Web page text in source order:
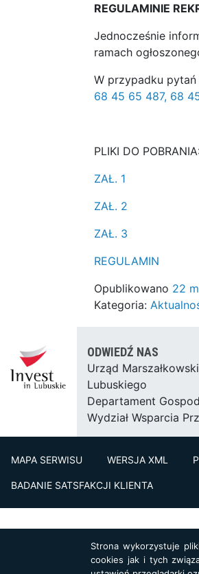
REGULAMINIE
Jednocześnie
ramach
W przypadku
68 45 65 487, 68
PLIKI DO
ZAŁ. 1
ZAŁ. 2
ZAŁ. 3
REGULAMIN
Opublikowano 22
Kategoria:
ODWIEDŹ NAS
Urząd
Lubuskiego
Departament
Wydział Wsparcia
MAPA SERWISU WERSJA XML
BADANIE SATSFAKCJI KLIENTA
Strona wykorzystuje
cookies jak i tych